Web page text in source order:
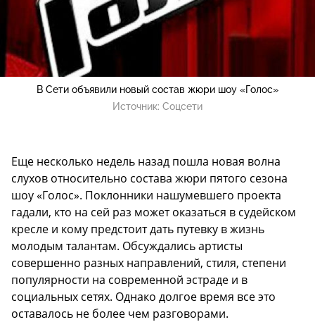
В Сети объявили новый состав жюри шоу «Голос»
Источник: Соцсети
Еще несколько недель назад пошла новая волна
слухов относительно состава жюри пятого сезона
шоу «Голос». Поклонники нашумевшего проекта
гадали, кто на сей раз может оказаться в судейском
кресле и кому предстоит дать путевку в жизнь
молодым талантам. Обсуждались артисты
совершенно разных направлений, стиля, степени
популярности на современной эстраде и в
социальных сетях. Однако долгое время все это
оставалось не более чем разговорами.